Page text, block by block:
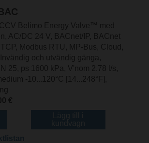
Belimo Energy Valve™ med
AC/DC 24 V, BACnet/IP, BACnet
Modbus RTU, MP-Bus, Cloud,
Invändig och utvändig gänga,
25, ps 1600 kPa, V'nom 2.78 l/s,
-10...120°C [14...248°F],
€